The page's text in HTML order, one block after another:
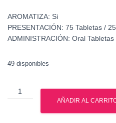
AROMATIZA: Si
PRESENTACIÓN: 75 Tabletas /
ADMINISTRACIÓN: Oral Tabletas
49 disponibles
venta
dianabol
AÑADIR AL